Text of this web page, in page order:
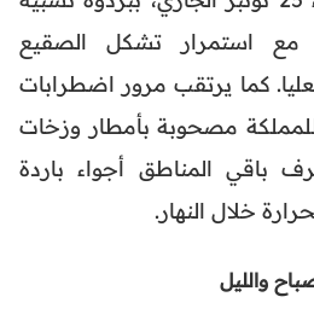
مع استمرار تشكل الصقيع
كما يرتقب مرور اضطرابات
مصحوبة بأمطار وزخات
باقي المناطق أجواء باردة
خلال النهار.
والليل